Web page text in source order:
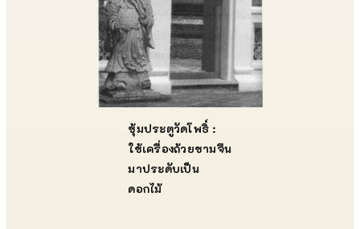
ซุ้มประตูวัดโพธิ์ :
ใช้เครื่องถ้วยชามจีน
มาประดับเป็น
ดอกไม้